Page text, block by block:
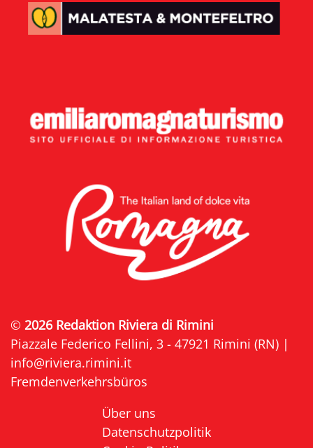
© 2026 Redaktion Riviera di Rimini
Piazzale Federico Fellini, 3 - 47921 Rimini (RN) |
info@riviera.rimini.it
Fremdenverkehrsbüros
Über uns
Datenschutzpolitik